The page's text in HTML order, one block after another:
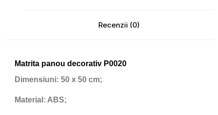
Recenzii (0)
Matrita panou decorativ P0020
Dimensiuni: 50 x 50 cm;
Material: ABS;